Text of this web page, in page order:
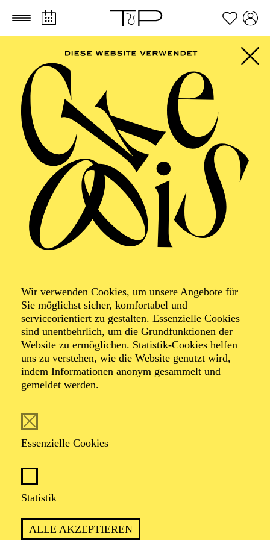
Zum Hauptinhalt springen Zum Footer springen
Wir verwenden Cookies, um unsere Angebote für
Sie möglichst sicher, komfortabel und
serviceorientiert zu gestalten. Essenzielle Cookies
sind unentbehrlich, um die Grundfunktionen der
Website zu ermöglichen. Statistik-Cookies helfen
uns zu verstehen, wie die Website genutzt wird,
indem Informationen anonym gesammelt und
gemeldet werden.
Essenzielle Cookies
Statistik
ALLE AKZEPTIEREN
AALTO MUSIKTHEATER
Im Rahmen des
Susanna, Judith
and the ugly
bastards